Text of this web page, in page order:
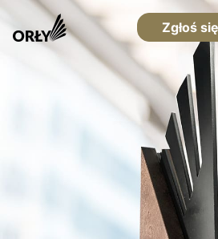
Zgłoś się